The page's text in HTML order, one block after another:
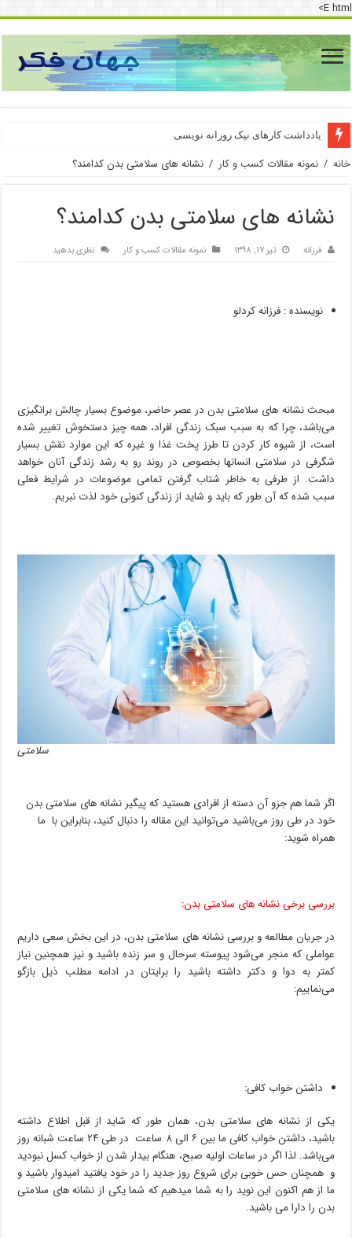
E html>
یادداشت کارهای نیک روزانه نویسی
دسترسی به اینترنت پرو
خانه / نمونه مقالات کسب و کار / نشانه‌ های سلامتی بدن کدامند؟
نشانه‌ های سلامتی بدن کدامند؟
فرزانه تیر ۱۷, ۱۳۹۸ نمونه مقالات کسب و کار نظری بدهید
نویسنده : فرزانه کردلو
مبحث نشانه‌ های سلامتی بدن در عصر حاضر، موضوع بسیار چالش برانگیزی
می‌باشد، چرا که به سبب سبک زندگی افراد، همه چیز دستخوش تغییر شده
است، از شیوه کار کردن تا طرز پخت غذا و غیره که این موارد نقش بسیار
شگرفی در سلامتی انسانها بخصوص در روند رو به رشد زندگی آنان خواهد
داشت. از طرفی به خاطر شتاب گرفتن تمامی موضوعات در شرایط فعلی
سبب شده که آن طور که باید و شاید از زندگی کنونی خود لذت نبریم.
سلامتی
اگر شما هم جزو آن دسته از افرادی هستید که پیگیر نشانه‌ های سلامتی بدن
خود در طی روز می‌باشید می‌توانید این مقاله را دنبال کنید، بنابراین با ما
همراه شوید:
بررسی برخی نشانه‌ های سلامتی بدن:
در جریان مطالعه و بررسی نشانه‌ های سلامتی بدن، در این بخش سعی داریم
عواملی که منجر‌ می‌شود پیوسته سرحال و سر زنده باشید و نیز همچنین نیاز
کمتر به دوا و دکتر داشته باشید را برایتان در ادامه مطلب ذیل بازگو
می‌نماییم:
داشتن خواب کافی:
یکی از نشانه‌ های سلامتی بدن، همان طور که شاید از قبل اطلاع داشته
باشید، داشتن خواب کافی ما بین ۶ الی ۸ ساعت در طی ۲۴ ساعت شبانه روز
می‌باشد. لذا اگر در ساعات اولیه صبح، هنگام بیدار شدن از خواب کسل نبودید
و همچنان حس خوبی برای شروع روز جدید را در خود یافتید امیدوار باشید و
ما از هم اکنون این نوید را به شما میدهیم که شما یکی از نشانه‌ های سلامتی
بدن را دارا می باشید.